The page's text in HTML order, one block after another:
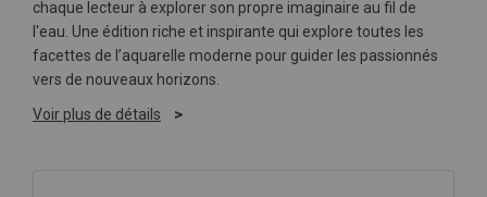
chaque lecteur à explorer son propre imaginaire au fil de
l'eau. Une édition riche et inspirante qui explore toutes les
facettes de l’aquarelle moderne pour guider les passionnés
vers de nouveaux horizons.
Voir plus de détails